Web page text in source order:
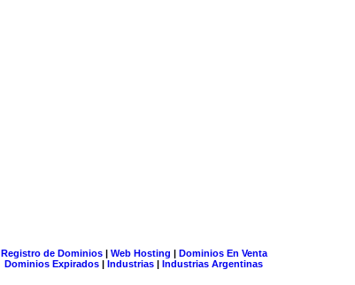
Registro de Dominios| Web Hosting | Dominios En Venta
Dominios Expirados | Industrias | Industrias Argentinas